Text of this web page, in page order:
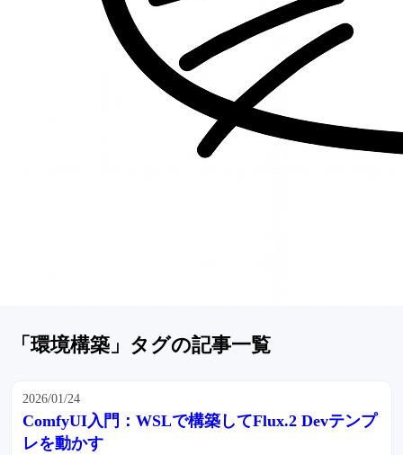
「環境構築」タグの記事一覧
2026/01/24
ComfyUI入門：WSLで構築してFlux.2 Devテンプ
レを動かす